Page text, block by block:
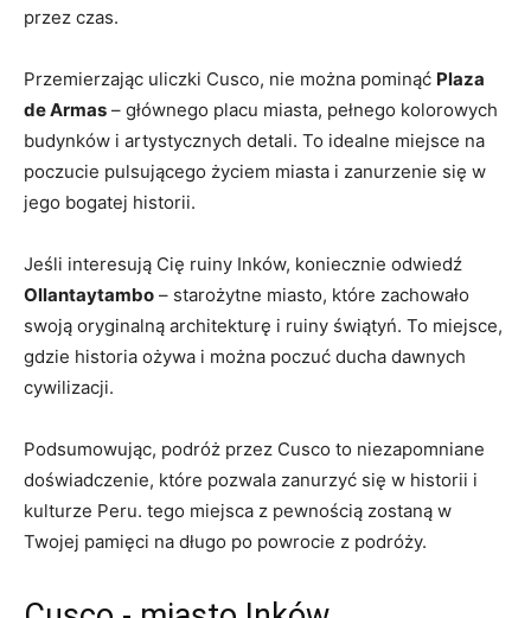
przez czas.
Przemierzając uliczki​ Cusco, ‌nie można pominąć⁤ Plaza
de Armas – głównego placu miasta, pełnego kolorowych
budynków ⁤i ⁣artystycznych detali.‍ To idealne miejsce na
‍poczucie ​pulsującego⁣ życiem miasta i zanurzenie się ⁤w
jego bogatej historii.
Jeśli ‌interesują Cię ruiny Inków,‍ koniecznie odwiedź
Ollantaytambo – starożytne miasto, które zachowało
swoją oryginalną ⁢architekturę i ruiny świątyń. ⁤To miejsce,
gdzie historia ożywa i można poczuć‍ ducha dawnych
cywilizacji.
Podsumowując, podróż przez ⁤Cusco to niezapomniane
doświadczenie, które pozwala zanurzyć się ⁤w ‍historii i
kulturze Peru. tego miejsca‌ z ⁢pewnością zostaną w ​
Twojej pamięci na długo po powrocie ⁤z podróży.